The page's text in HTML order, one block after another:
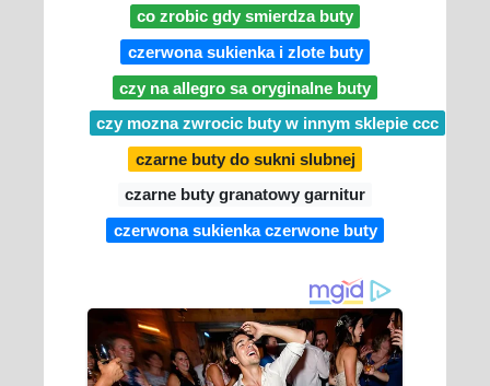
co zrobic gdy smierdza buty
czerwona sukienka i zlote buty
czy na allegro sa oryginalne buty
czy mozna zwrocic buty w innym sklepie ccc
czarne buty do sukni slubnej
czarne buty granatowy garnitur
czerwona sukienka czerwone buty